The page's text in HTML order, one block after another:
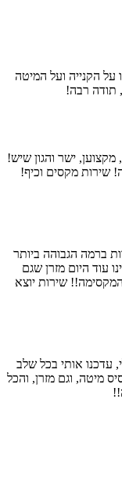
על הקנייה ועל המיטה
תודה רבה!
ישר והגון שיש!
שירות מקסים וכיף!
ברמה הגבוהה ביותר
עוד היום מזרן שגם
שירות יוצא
עדכנו אותי בכל שלב
מיטה, וגם מזרן, והכל